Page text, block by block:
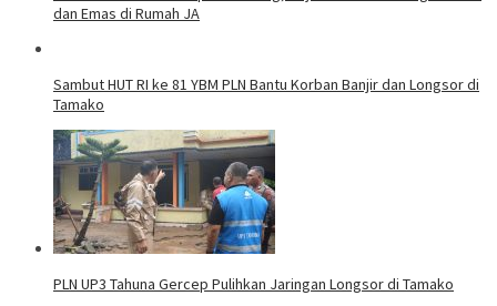
dan Emas di Rumah JA
Sambut HUT RI ke 81 YBM PLN Bantu Korban Banjir dan Longsor di
Tamako
PLN UP3 Tahuna Gercep Pulihkan Jaringan Longsor di Tamako